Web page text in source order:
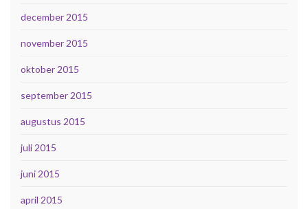
december 2015
november 2015
oktober 2015
september 2015
augustus 2015
juli 2015
juni 2015
april 2015